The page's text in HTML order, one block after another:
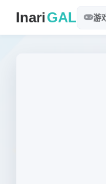
InariGAL 游